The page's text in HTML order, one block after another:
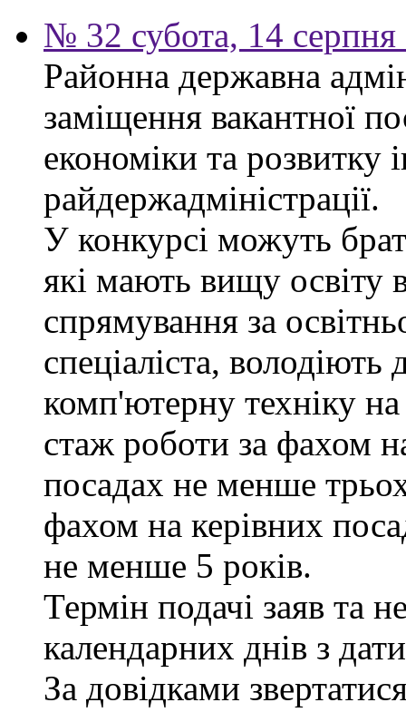
№ 32 субота, 14
Районна державна
заміщення вакантної
економіки та розвитку
райдержадміністрації.
У конкурсі можуть
які мають вищу освіту
спрямування за
спеціаліста,
комп'ютерну техніку на
стаж роботи за фахом
посадах не менше
фахом на керівних
не менше 5 років.
Термін подачі заяв та
календарних днів з
За довідками